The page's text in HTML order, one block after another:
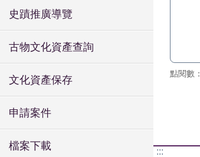
史蹟推廣導覽
古物文化資產查詢
文化資產保存
申請案件
檔案下載
點閱數：
:::